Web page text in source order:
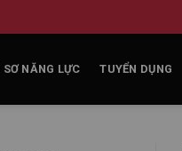
SƠ NĂNG LỰC TUYỂN DỤNG